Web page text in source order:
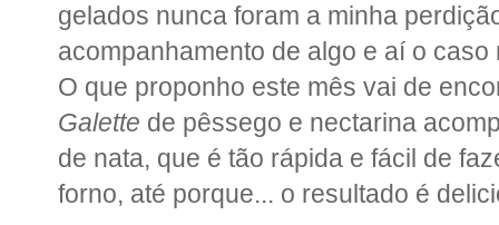
gelados nunca foram a minha
acompanhamento de algo e aí o caso
O que proponho este mês vai de
Galette de pêssego e nectarina
de nata, que é tão rápida e fácil de
forno, até porque... o resultado é